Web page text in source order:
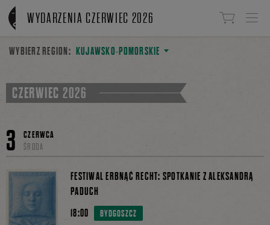
Linki do przejścia
WYDARZENIA CZERWIEC 2026
WYBIERZ REGION: KUJAWSKO-POMORSKIE
CZERWIEC 2026
3
CZERWCA
ŚRODA
18:00 BYDGOSZCZ
FESTIWAL ERBNĄĆ RECHT: SPOTKANIE Z ALEKSANDRĄ
PADUCH